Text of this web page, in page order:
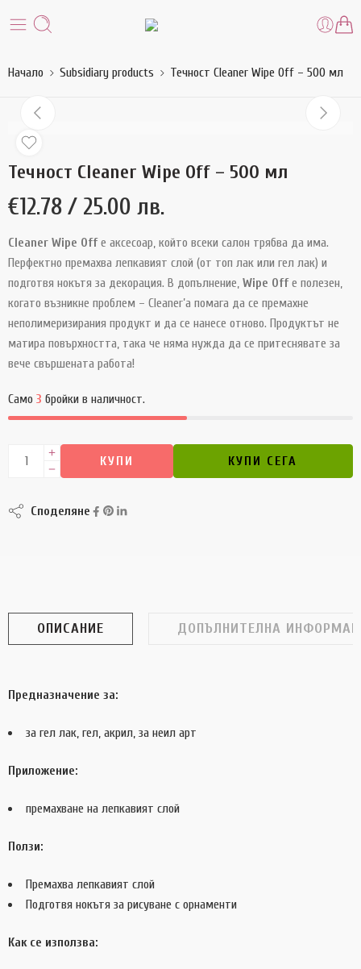
Начало Subsidiary products Течност Cleaner Wipe Off – 500 мл
Течност Cleaner Wipe Off – 500 мл
€12.78 / 25.00 лв.
Cleaner Wipe Offе аксесоар, който всеки салон трябва да има.
Перфектно премахва лепкавият слой (от топ лак или гел лак) и
подготвя нокътя за декорация. В допълнение, Wipe Offе полезен,
когато възникне проблем – Cleaner’a помага да се премахне
неполимеризирания продукт и да се нанесе отново. Продуктът не
матира повърхността, така че няма нужда да се притеснявате за
вече свършената работа!
Само 3 бройки в наличност.
КУПИ КУПИ СЕГА
Споделяне
ОПИСАНИЕ ДОПЪЛНИТЕЛНА
Предназначение за:
за гел лак, гел, акрил, за неил арт
Приложение:
премахване на лепкавият слой
Ползи:
Премахва лепкавият слой
Подготвя нокътя за рисуване с орнаменти
Как се използва: